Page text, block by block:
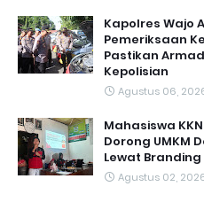
Kapolres Wajo
Pemeriksaan
Pastikan
Kepolisian
Agustus 06,
Mahasiswa
Dorong UMKM
Lewat
Agustus 02,